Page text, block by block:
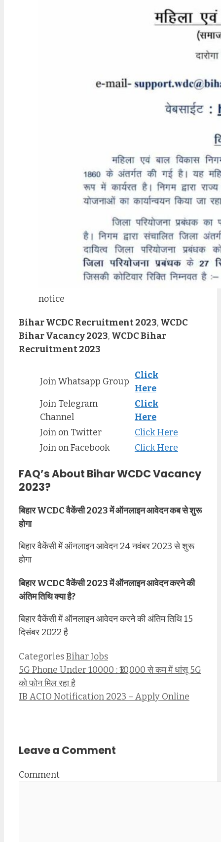
notice
Bihar WCDC Recruitment 2023, WCDC
Bihar Vacancy 2023, WCDC Bihar
Recruitment 2023
Join Whatsapp Group
Click
Here
Join Telegram
Channel
Click
Here
Join on Twitter
Click Here
Join on Facebook
Click Here
FAQ’s About Bihar WCDC Vacancy
2023?
बिहार WCDC वैकेंसी 2023 में ऑनलाइन आवेदन कब से शुरू
होगा
बिहार वैकेंसी में ऑनलाइन आवेदन 24 नवंबर 2023 से शुरू
होगा
बिहार WCDC वैकेंसी 2023 में ऑनलाइन आवेदन करने की
अंतिम तिथि क्या है?
बिहार वैकेंसी में ऑनलाइन आवेदन करने की अंतिम तिथि 15
दिसंबर 2022 है
CategoriesBihar Jobs
5G Phone Under 10000 : ₹10,000 से कम में धांसू 5G
को फोन मिल रहा है
IB ACIO Notification 2023 – Apply Online
Leave a Comment
Comment